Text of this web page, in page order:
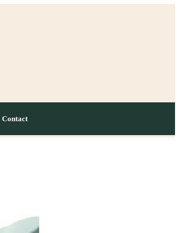
Contact